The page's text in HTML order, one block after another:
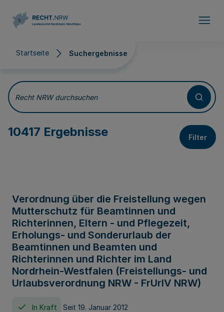
Startseite Suchergebnisse
Suchergebnisse
Recht NRW durchsuchen
10417 Ergebnisse Filter
Verordnung über die Freistellung wegen
Mutterschutz für Beamtinnen und
Richterinnen, Eltern - und Pflegezeit,
Erholungs- und Sonderurlaub der
Beamtinnen und Beamten und
Richterinnen und Richter im Land
Nordrhein-Westfalen (Freistellungs- und
Urlaubsverordnung NRW - FrUrlV NRW)
In Kraft Seit 19. Januar 2012